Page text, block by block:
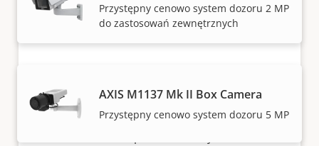
Przystępny cenowo system dozoru 2 MP
do zastosowań zewnętrznych
AXIS M1137 Mk II Box Camera
Przystępny cenowo system dozoru 5 MP
Chcesz kupić produkty Axis?
Znajdź resellerów, integratorów systemów